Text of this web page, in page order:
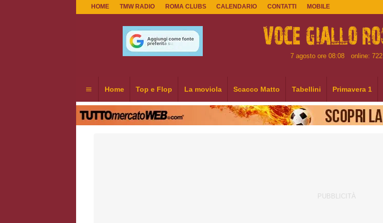
HOME TMW RADIO ROMA CLUBS CALENDARIO CONTATTI MOBILE
7 agosto ore 08:08 online: 722
Home Top e Flop La moviola Scacco Matto Tabellini Primavera 1